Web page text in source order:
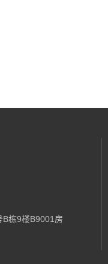
栋9楼B9001房